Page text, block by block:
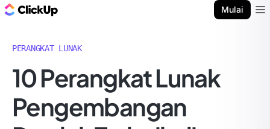
Mulai
PERANGKAT LUNAK
10 Perangkat Lunak
Pengembangan